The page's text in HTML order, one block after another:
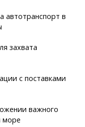
автотранспорт в
захвата
с поставками
важного
море